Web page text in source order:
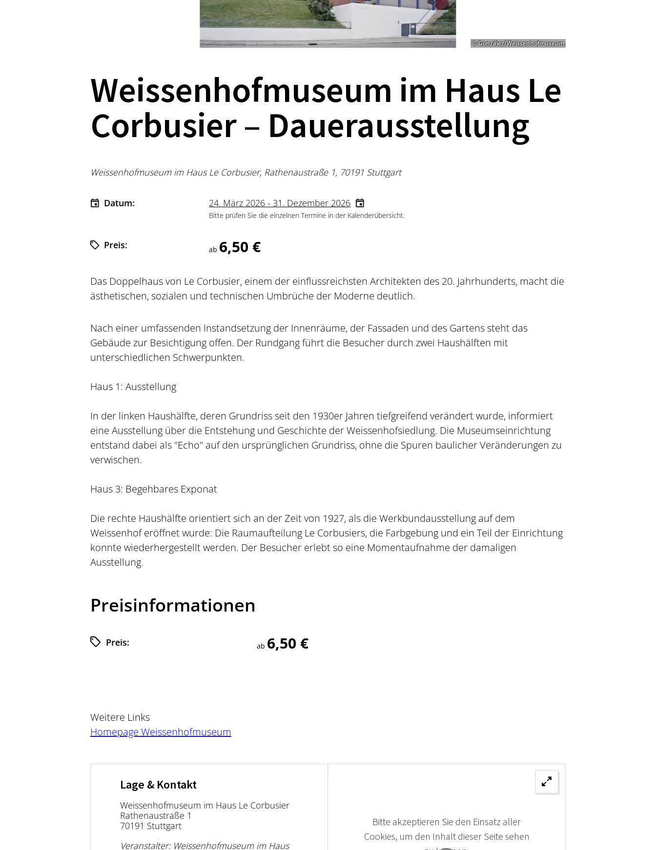
© González/Weissenhofmuseum
Weissenhofmuseum im Haus Le
Corbusier – Dauerausstellung
Weissenhofmuseum im Haus Le Corbusier, Rathenaustraße 1, 70191 Stuttgart
Datum: 24. März 2026 - 31. Dezember 2026
Bitte prüfen Sie die einzelnen Termine in der Kalenderübersicht.
Preis: ab 6,50 €
Das Doppelhaus von Le Corbusier, einem der einflussreichsten Architekten des 20. Jahrhunderts, macht die
ästhetischen, sozialen und technischen Umbrüche der Moderne deutlich.
Nach einer umfassenden Instandsetzung der Innenräume, der Fassaden und des Gartens steht das
Gebäude zur Besichtigung offen. Der Rundgang führt die Besucher durch zwei Haushälften mit
unterschiedlichen Schwerpunkten.
Haus 1: Ausstellung
In der linken Haushälfte, deren Grundriss seit den 1930er Jahren tiefgreifend verändert wurde, informiert
eine Ausstellung über die Entstehung und Geschichte der Weissenhofsiedlung. Die Museumseinrichtung
entstand dabei als "Echo" auf den ursprünglichen Grundriss, ohne die Spuren baulicher Veränderungen zu
verwischen.
Haus 3: Begehbares Exponat
Die rechte Haushälfte orientiert sich an der Zeit von 1927, als die Werkbundausstellung auf dem
Weissenhof eröffnet wurde: Die Raumaufteilung Le Corbusiers, die Farbgebung und ein Teil der Einrichtung
konnte wiederhergestellt werden. Der Besucher erlebt so eine Momentaufnahme der damaligen
Ausstellung.
Preisinformationen
Preis: ab 6,50 €
Weitere Links
Homepage Weissenhofmuseum
Lage & Kontakt
Weissenhofmuseum im Haus Le Corbusier
Rathenaustraße 1
70191 Stuttgart
Veranstalter: Weissenhofmuseum im Haus
Bitte akzeptieren Sie den Einsatz aller
Cookies, um den Inhalt dieser Seite sehen